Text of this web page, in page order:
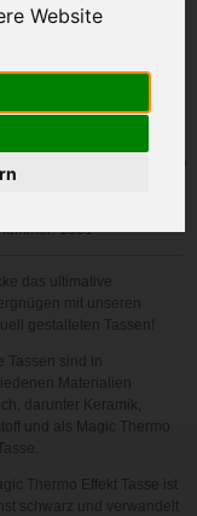
Website
In den
1001
das ultimative
mit unseren
gestalteten Tassen!
Tassen sind in
Materialien
darunter Keramik,
und als Magic Thermo
Thermo Effekt Tasse ist
schwarz und verwandelt